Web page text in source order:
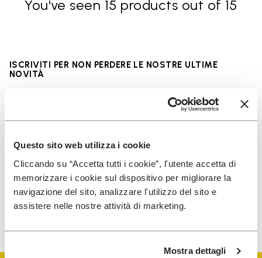
Questo sito web utilizza i cookie
Cliccando su “Accetta tutti i cookie”, l'utente accetta di
memorizzare i cookie sul dispositivo per migliorare la
navigazione del sito, analizzare l'utilizzo del sito e
assistere nelle nostre attività di marketing.
Mostra dettagli
You've seen 15 products out of 15
ISCRIVITI PER NON PERDERE LE NOSTRE ULTIME
NOVITÀ
acconsento al trattamento dei miei dati personali
per ricevere comunicazioni personalizzate
Per sapere come trattiamo i tuoi dati, visita la nostra
Informativa sulla privacy. È possibile annullare l'iscrizione in